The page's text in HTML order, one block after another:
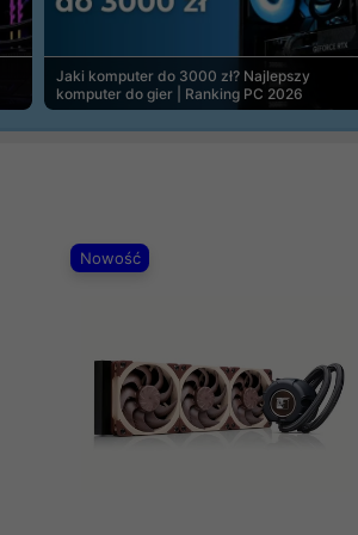
Jaki komputer do 3000 zł? Najlepszy
komputer do gier | Ranking PC 2026
Nowość